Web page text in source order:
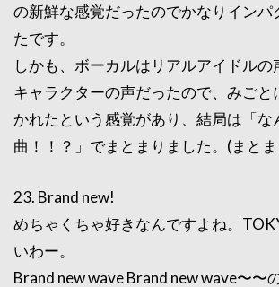
の新鮮な感覚だったのでかなりインパ
たです。
しかも、ボーカルはリアルアイドルの
キャラクターの声だったので、みごと
かれたという感覚があり、結局は「な
曲！！？」でまとまりました。(まと
23. Brand new!
めちゃくちゃ好きなんですよね。
いわー。
Brand new wave Brand new wave〜〜